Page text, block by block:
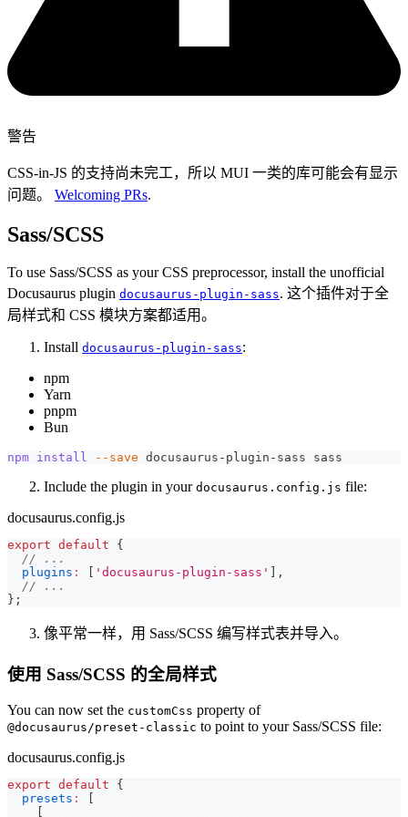
警告
CSS-in-JS 的支持尚未完工，所以 MUI 一类的库可能会有显示
问题。 Welcoming PRs.
Sass/SCSS
To use Sass/SCSS as your CSS preprocessor, install the unofficial
Docusaurus plugin docusaurus-plugin-sass. 这个插件对于全
局样式和 CSS 模块方案都适用。
Install docusaurus-plugin-sass:
npm
Yarn
pnpm
Bun
npm install --save docusaurus-plugin-sass sass
Include the plugin in your docusaurus.config.js file:
docusaurus.config.js
export default
{
// ...
plugins : 'docusaurus-plugin-sass'
,
// ...
} ;
像平常一样，用 Sass/SCSS 编写样式表并导入。
使用 Sass/SCSS 的全局样式
You can now set the customCss property of
@docusaurus/preset-classic to point to your Sass/SCSS file:
docusaurus.config.js
export default
{
presets :